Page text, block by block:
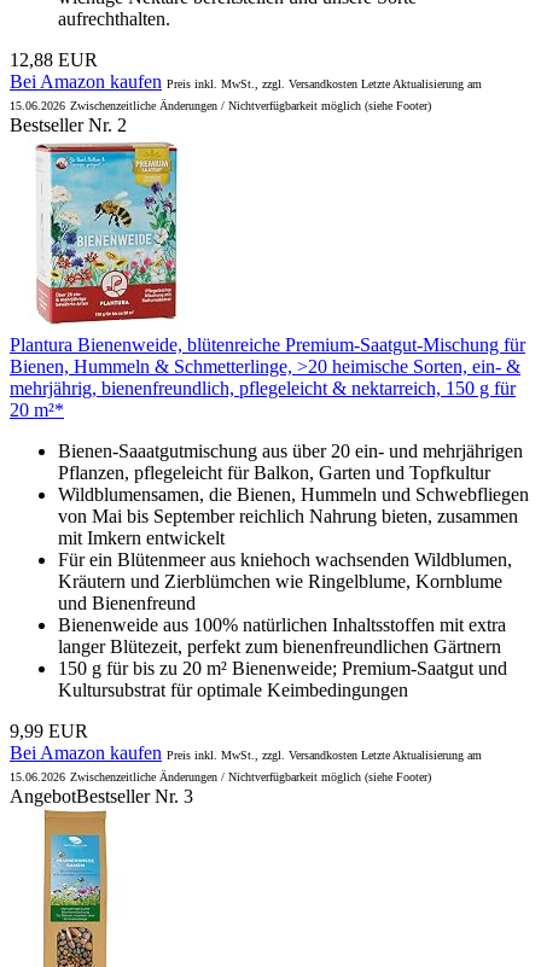
aufrechthalten.
12,88 EUR
Bei Amazon kaufen Preis inkl. MwSt., zzgl. Versandkosten Letzte Aktualisierung am
15.06.2026 Zwischenzeitliche Änderungen / Nichtverfügbarkeit möglich (siehe Footer)
Bestseller Nr. 2
Plantura Bienenweide, blütenreiche Premium-Saatgut-Mischung für
Bienen, Hummeln & Schmetterlinge, >20 heimische Sorten, ein- &
mehrjährig, bienenfreundlich, pflegeleicht & nektarreich, 150 g für
20 m²*
Bienen-Saaatgutmischung aus über 20 ein- und mehrjährigen
Pflanzen, pflegeleicht für Balkon, Garten und Topfkultur
Wildblumensamen, die Bienen, Hummeln und Schwebfliegen
von Mai bis September reichlich Nahrung bieten, zusammen
mit Imkern entwickelt
Für ein Blütenmeer aus kniehoch wachsenden Wildblumen,
Kräutern und Zierblümchen wie Ringelblume, Kornblume
und Bienenfreund
Bienenweide aus 100% natürlichen Inhaltsstoffen mit extra
langer Blütezeit, perfekt zum bienenfreundlichen Gärtnern
150 g für bis zu 20 m² Bienenweide; Premium-Saatgut und
Kultursubstrat für optimale Keimbedingungen
9,99 EUR
Bei Amazon kaufen Preis inkl. MwSt., zzgl. Versandkosten Letzte Aktualisierung am
15.06.2026 Zwischenzeitliche Änderungen / Nichtverfügbarkeit möglich (siehe Footer)
AngebotBestseller Nr. 3